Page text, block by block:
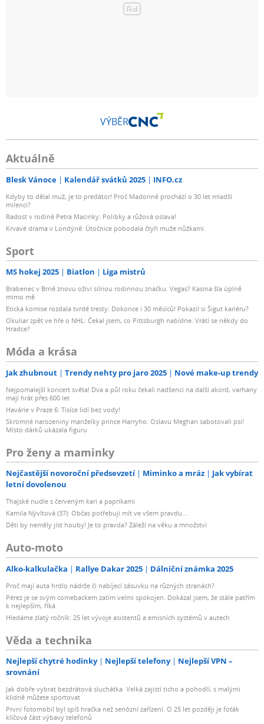
VÝBĚR
Aktuálně
Blesk Vánoce Kalendář svátků 2025 INFO.cz
Kdyby to dělal muž, je to predátor! Proč Madonně prochází o 30 let mladší
milenci?
Radost v rodině Petra Macinky: Polibky a růžová oslava!
Krvavé drama v Londýně: Útočnice pobodala čtyři muže nůžkami
Sport
MS hokej 2025 Biatlon Liga mistrů
Brabenec v Brně znovu oživí silnou rodinnou značku. Vegas? Kasina šla úplně
mimo mě
Etická komise rozdala tvrdé tresty: Dokonce i 30 měsíců! Pokazil si Šigut kariéru?
Okuliar zpět ve hře o NHL: Čekal jsem, co Pittsburgh nabídne. Vrátí se někdy do
Hradce?
Móda a krása
Jak zhubnout Trendy nehty pro jaro 2025 Nové make-up trendy
Nejpomalejší koncert světa! Dva a půl roku čekali nadšenci na další akord, varhany
mají hrát přes 600 let
Havárie v Praze 6: Tisíce lidí bez vody!
Skromné narozeniny manželky prince Harryho: Oslavu Meghan sabotovali psi!
Místo dárků ukázala figuru
Pro ženy a maminky
Nejčastější novoroční předsevzetí Miminko a mráz
Jak vybírat
letní dovolenou
Thajské nudle s červeným kari a paprikami
Kamila Nývltová (37): Občas potřebuji mít ve všem pravdu...
Děti by neměly jíst houby! Je to pravda? Záleží na věku a množství
Auto-moto
Alko-kalkulačka Rallye Dakar 2025 Dálniční známka 2025
Proč mají auta hrdlo nádrže či nabíjecí zásuvku na různých stranách?
Pérez je se svým comebackem zatím velmi spokojen. Dokázal jsem, že stále patřím
k nejlepším, říká
Hledáme zlatý ročník: 25 let vývoje asistentů a emisních systémů v autech
Věda a technika
Nejlepší chytré hodinky Nejlepší telefony
Nejlepší VPN –
srovnání
Jak dobře vybrat bezdrátová sluchátka. Velká zajistí ticho a pohodlí, s malými
klidně můžete sportovat
První fotomobil byl spíš hračka než seriózní zařízení. O 25 let později je foťák
klíčová část výbavy telefonů